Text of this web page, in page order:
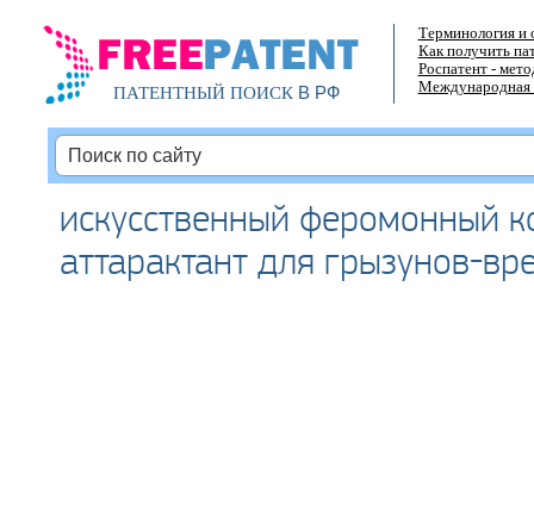
ПАТЕНТНЫЙ ПОИСКВ РФ
Терминология и
Как получить
Роспатент -
Международная
искусственный феромонный
аттарактант для грызунов-